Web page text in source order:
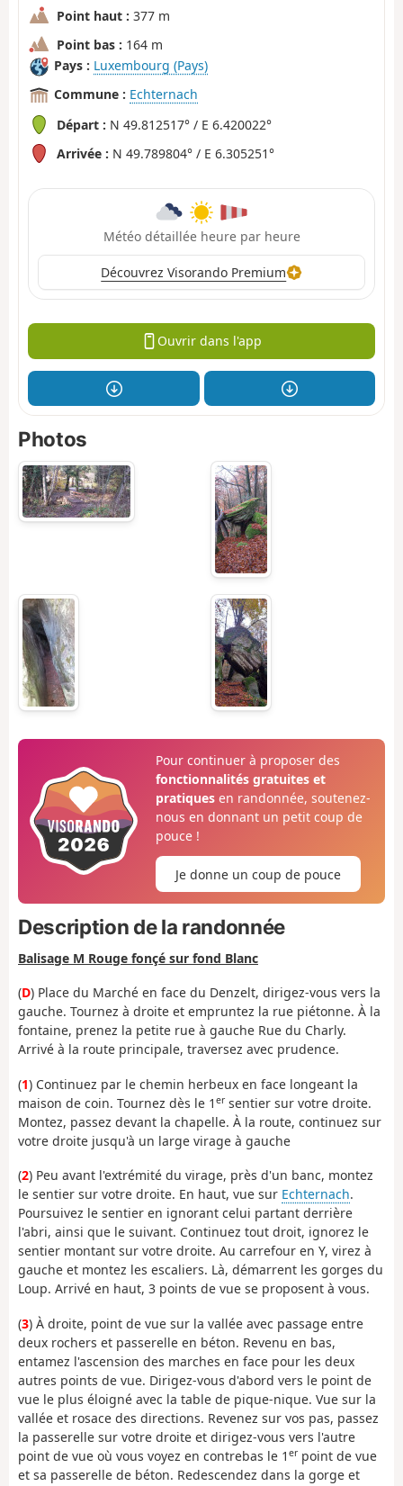
Point haut : 377 m
Point bas : 164 m
Pays : Luxembourg (Pays)
Commune : Echternach
Départ : N 49.812517° / E 6.420022°
Arrivée : N 49.789804° / E 6.305251°
Météo détaillée heure par heure
Découvrez Visorando Premium
Ouvrir dans l'app
Photos
Pour continuer à proposer des
fonctionnalités gratuites et
pratiquesen randonnée, soutenez-
nous en donnant un petit coup de
pouce !
Je donne un coup de pouce
Description de la randonnée
Balisage M Rouge fonçé sur fond Blanc
(D) Place du Marché en face du Denzelt, dirigez-vous vers la
gauche. Tournez à droite et empruntez la rue piétonne. À la
fontaine, prenez la petite rue à gauche Rue du Charly.
Arrivé à la route principale, traversez avec prudence.
(1) Continuez par le chemin herbeux en face longeant la
maison de coin. Tournez dès le 1 er sentier sur votre droite.
Montez, passez devant la chapelle. À la route, continuez sur
votre droite jusqu'à un large virage à gauche
(2) Peu avant l'extrémité du virage, près d'un banc, montez
le sentier sur votre droite. En haut, vue sur Echternach.
Poursuivez le sentier en ignorant celui partant derrière
l'abri, ainsi que le suivant. Continuez tout droit, ignorez le
sentier montant sur votre droite. Au carrefour en Y, virez à
gauche et montez les escaliers. Là, démarrent les gorges du
Loup. Arrivé en haut, 3 points de vue se proposent à vous.
(3) À droite, point de vue sur la vallée avec passage entre
deux rochers et passerelle en béton. Revenu en bas,
entamez l'ascension des marches en face pour les deux
autres points de vue. Dirigez-vous d'abord vers le point de
vue le plus éloigné avec la table de pique-nique. Vue sur la
vallée et rosace des directions. Revenez sur vos pas, passez
la passerelle sur votre droite et dirigez-vous vers l'autre
point de vue où vous voyez en contrebas le 1 er point de vue
et sa passerelle de béton. Redescendez dans la gorge et